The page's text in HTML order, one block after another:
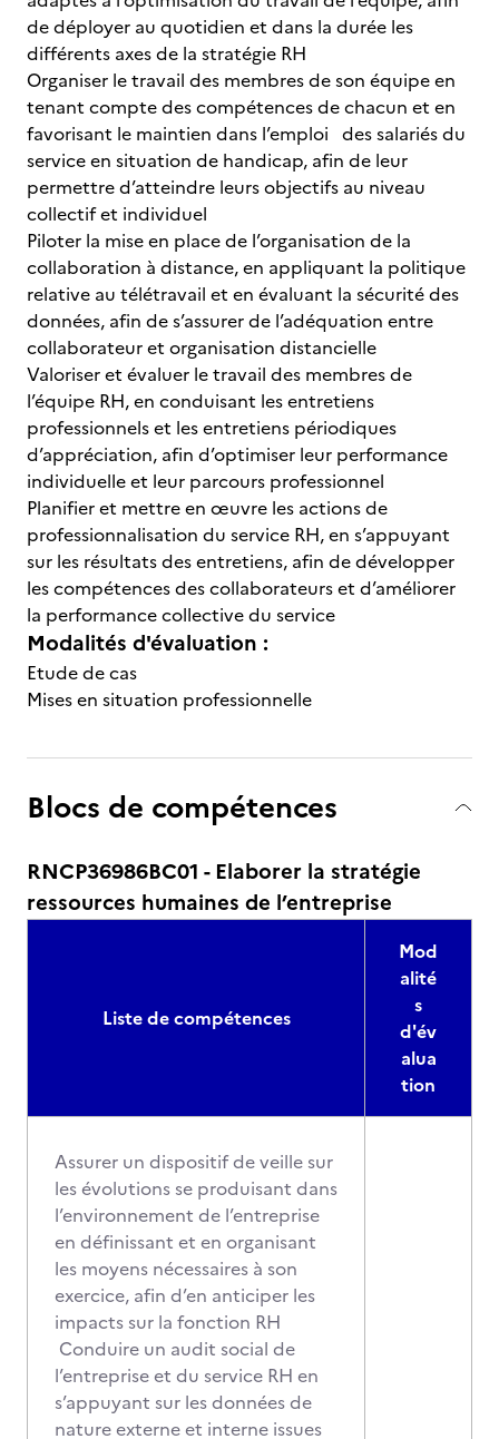
de déployer au quotidien et dans la durée les
différents axes de la stratégie RH
Organiser le travail des membres de son équipe en
tenant compte des compétences de chacun et en
favorisant le maintien dans l’emploi des salariés du
service en situation de handicap, afin de leur
permettre d’atteindre leurs objectifs au niveau
collectif et individuel
Piloter la mise en place de l’organisation de la
collaboration à distance, en appliquant la politique
relative au télétravail et en évaluant la sécurité des
données, afin de s’assurer de l’adéquation entre
collaborateur et organisation distancielle
Valoriser et évaluer le travail des membres de
l’équipe RH, en conduisant les entretiens
professionnels et les entretiens périodiques
d’appréciation, afin d’optimiser leur performance
individuelle et leur parcours professionnel
Planifier et mettre en œuvre les actions de
professionnalisation du service RH, en s’appuyant
sur les résultats des entretiens, afin de développer
les compétences des collaborateurs et d’améliorer
la performance collective du service
Modalités d'évaluation :
Etude de cas
Mises en situation professionnelle
Blocs de compétences
RNCP36986BC01 - Elaborer la stratégie
ressources humaines de l’entreprise
Liste de compétences
Mod
alité
s
d'év
alua
tion
Assurer un dispositif de veille sur
les évolutions se produisant dans
l’environnement de l’entreprise
en définissant et en organisant
les moyens nécessaires à son
exercice, afin d’en anticiper les
impacts sur la fonction RH
Conduire un audit social de
l’entreprise et du service RH en
s’appuyant sur les données de
nature externe et interne issues